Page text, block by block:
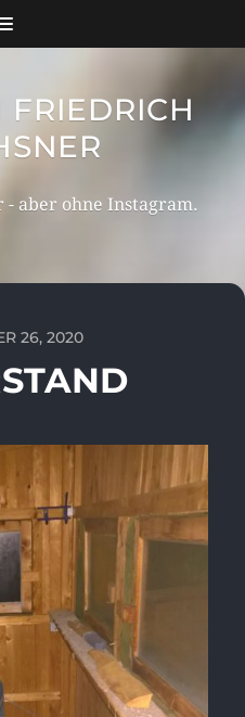
FRIEDRICH
aber ohne Instagram.
26, 2020